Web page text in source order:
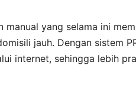
yang selama ini
jauh. Dengan sistem
internet, sehingga lebih